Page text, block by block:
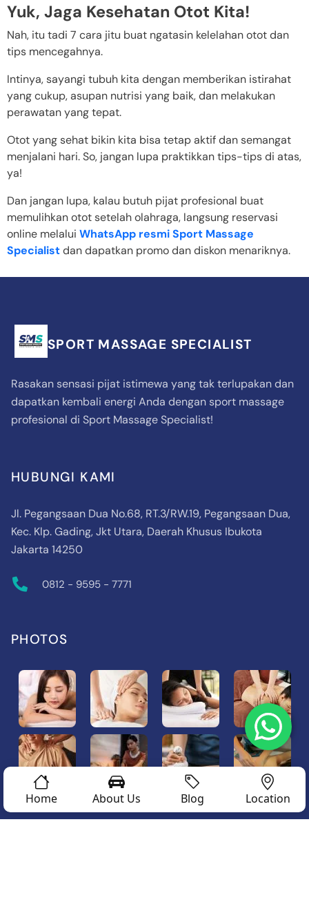
Home About Us Blog Location
Yuk, Jaga Kesehatan Otot Kita!
Nah, itu tadi 7 cara jitu buat ngatasin kelelahan otot dan
tips mencegahnya.
Intinya, sayangi tubuh kita dengan memberikan istirahat
yang cukup, asupan nutrisi yang baik, dan melakukan
perawatan yang tepat.
Otot yang sehat bikin kita bisa tetap aktif dan semangat
menjalani hari. So, jangan lupa praktikkan tips-tips di atas,
ya!
Dan jangan lupa, kalau butuh pijat profesional buat
memulihkan otot setelah olahraga, langsung reservasi
online melalui WhatsApp resmi Sport Massage
Specialistdan dapatkan promo dan diskon menariknya.
SPORT MASSAGE SPECIALIST
Rasakan sensasi pijat istimewa yang tak terlupakan dan
dapatkan kembali energi Anda dengan sport massage
profesional di Sport Massage Specialist!
HUBUNGI KAMI
Jl. Pegangsaan Dua No.68, RT.3/RW.19, Pegangsaan Dua,
Kec. Klp. Gading, Jkt Utara, Daerah Khusus Ibukota
Jakarta 14250
0812 - 9595 - 7771
PHOTOS